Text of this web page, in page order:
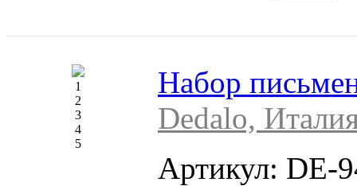
1
2
3
4
5
Набор
Dedalo,
Артикул: DE-